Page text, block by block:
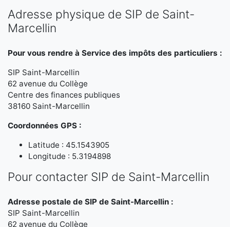
Adresse physique de SIP de Saint-
Marcellin
Pour vous rendre à Service des impôts des particuliers :
SIP Saint-Marcellin
62 avenue du Collège
Centre des finances publiques
38160 Saint-Marcellin
Coordonnées GPS :
Latitude : 45.1543905
Longitude : 5.3194898
Pour contacter SIP de Saint-Marcellin
Adresse postale de SIP de Saint-Marcellin :
SIP Saint-Marcellin
62 avenue du Collège